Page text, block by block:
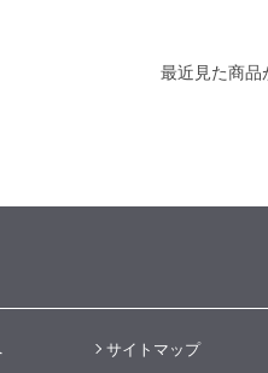
最近見た商品
サイトマップ